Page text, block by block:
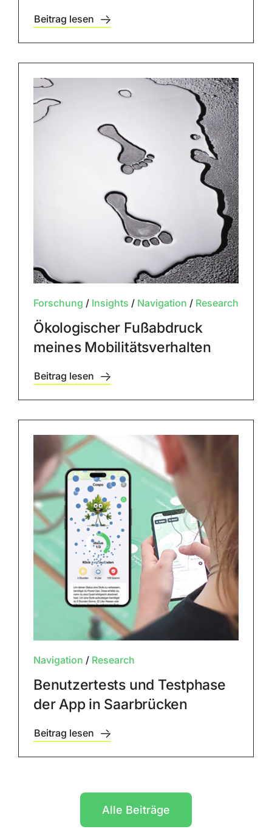
Beitrag lesen
Forschung / Insights / Navigation / Research
Ökologischer Fußabdruck
meines Mobilitätsverhalten
Beitrag lesen
Navigation / Research
Benutzertests und Testphase
der App in Saarbrücken
Beitrag lesen
Alle Beiträge